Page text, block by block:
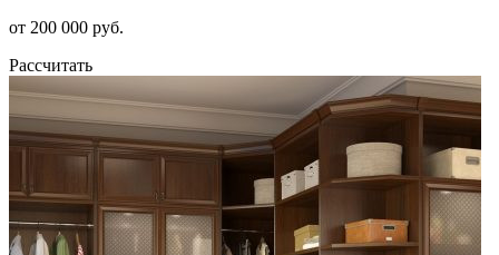
от 200 000 руб.
Рассчитать